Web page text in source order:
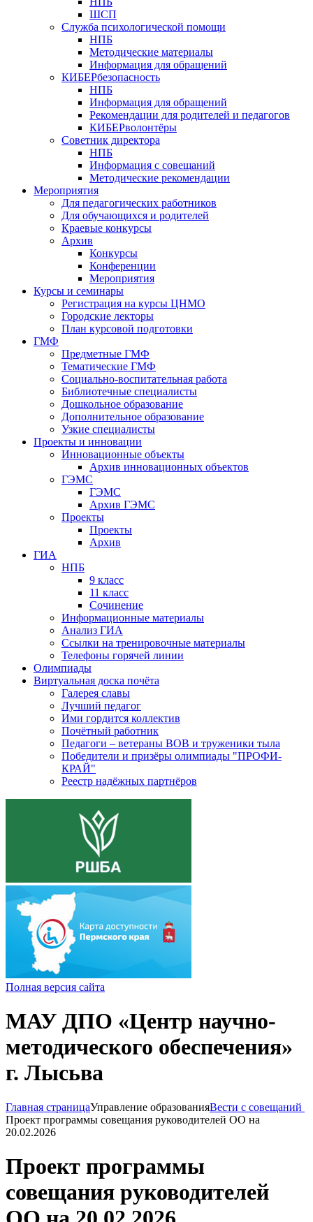
ШСП
Служба психологической помощи
НПБ
Методические материалы
Информация для обращений
КИБЕРбезопасность
НПБ
Информация для обращений
Рекомендации для родителей и педагогов
КИБЕРволонтёры
Советник директора
НПБ
Информация с совещаний
Методические рекомендации
Мероприятия
Для педагогических работников
Для обучающихся и родителей
Краевые конкурсы
Архив
Конкурсы
Конференции
Мероприятия
Курсы и семинары
Регистрация на курсы ЦНМО
Городские лекторы
План курсовой подготовки
ГМФ
Предметные ГМФ
Тематические ГМФ
Социально-воспитательная работа
Библиотечные специалисты
Дошкольное образование
Дополнительное образование
Узкие специалисты
Проекты и инновации
Инновационные объекты
Архив инновационных объектов
ГЭМС
ГЭМС
Архив ГЭМС
Проекты
Проекты
Архив
ГИА
НПБ
9 класс
11 класс
Сочинение
Информационные материалы
Анализ ГИА
Ссылки на тренировочные материалы
Телефоны горячей линии
Олимпиады
Виртуальная доска почёта
Галерея славы
Лучший педагог
Ими гордится коллектив
Почётный работник
Педагоги – ветераны ВОВ и труженики тыла
Победители и призёры олимпиады "ПРОФИ-
КРАЙ"
Реестр надёжных партнёров
Полная версия сайта
МАУ ДПО «Центр научно-
методического обеспечения»
г. Лысьва
Главная страницаУправление образованияВести с совещаний
Проект программы совещания руководителей ОО на
20.02.2026
Проект программы
совещания руководителей